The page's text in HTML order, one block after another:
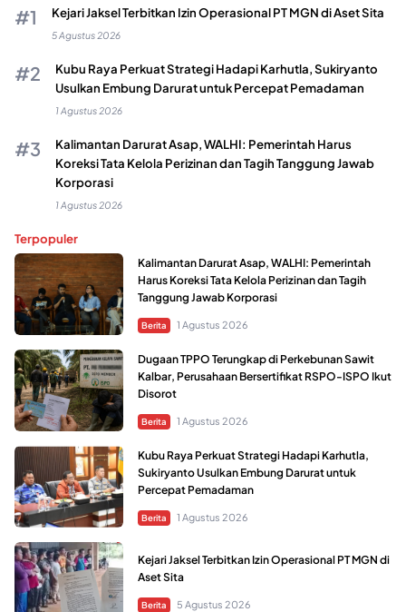
Kejari Jaksel Terbitkan Izin Operasional PT MGN di Aset Sita
5 Agustus 2026
Kubu Raya Perkuat Strategi Hadapi Karhutla, Sukiryanto
Usulkan Embung Darurat untuk Percepat Pemadaman
1 Agustus 2026
Kalimantan Darurat Asap, WALHI: Pemerintah Harus
Koreksi Tata Kelola Perizinan dan Tagih Tanggung Jawab
Korporasi
1 Agustus 2026
Terpopuler
Kalimantan Darurat Asap, WALHI: Pemerintah
Harus Koreksi Tata Kelola Perizinan dan Tagih
Tanggung Jawab Korporasi
Berita 1 Agustus 2026
Dugaan TPPO Terungkap di Perkebunan Sawit
Kalbar, Perusahaan Bersertifikat RSPO-ISPO Ikut
Disorot
Berita 1 Agustus 2026
Kubu Raya Perkuat Strategi Hadapi Karhutla,
Sukiryanto Usulkan Embung Darurat untuk
Percepat Pemadaman
Berita 1 Agustus 2026
Kejari Jaksel Terbitkan Izin Operasional PT MGN di
Aset Sita
Berita 5 Agustus 2026